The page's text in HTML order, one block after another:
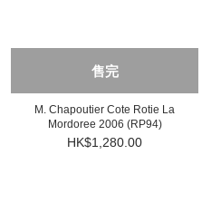
售完
M. Chapoutier Cote Rotie La
Mordoree 2006 (RP94)
HK$1,280.00